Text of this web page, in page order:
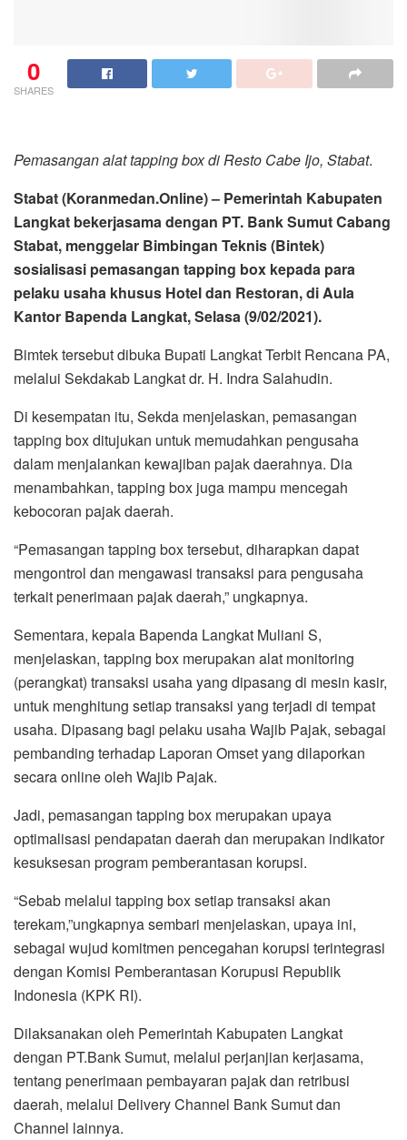
0
SHARES
Pemasangan alat tapping box di Resto Cabe Ijo, Stabat.
Stabat (Koranmedan.Online) – Pemerintah Kabupaten
Langkat bekerjasama dengan PT. Bank Sumut Cabang
Stabat, menggelar Bimbingan Teknis (Bintek)
sosialisasi pemasangan tapping box kepada para
pelaku usaha khusus Hotel dan Restoran, di Aula
Kantor Bapenda Langkat, Selasa (9/02/2021).
Bimtek tersebut dibuka Bupati Langkat Terbit Rencana PA,
melalui Sekdakab Langkat dr. H. Indra Salahudin.
Di kesempatan itu, Sekda menjelaskan, pemasangan
tapping box ditujukan untuk memudahkan pengusaha
dalam menjalankan kewajiban pajak daerahnya. Dia
menambahkan, tapping box juga mampu mencegah
kebocoran pajak daerah.
“Pemasangan tapping box tersebut, diharapkan dapat
mengontrol dan mengawasi transaksi para pengusaha
terkait penerimaan pajak daerah,” ungkapnya.
Sementara, kepala Bapenda Langkat Muliani S,
menjelaskan, tapping box merupakan alat monitoring
(perangkat) transaksi usaha yang dipasang di mesin kasir,
untuk menghitung setiap transaksi yang terjadi di tempat
usaha. Dipasang bagi pelaku usaha Wajib Pajak, sebagai
pembanding terhadap Laporan Omset yang dilaporkan
secara online oleh Wajib Pajak.
Jadi, pemasangan tapping box merupakan upaya
optimalisasi pendapatan daerah dan merupakan indikator
kesuksesan program pemberantasan korupsi.
“Sebab melalui tapping box setiap transaksi akan
terekam,”ungkapnya sembari menjelaskan, upaya ini,
sebagai wujud komitmen pencegahan korupsi terintegrasi
dengan Komisi Pemberantasan Korupusi Republik
Indonesia (KPK RI).
Dilaksanakan oleh Pemerintah Kabupaten Langkat
dengan PT.Bank Sumut, melalui perjanjian kerjasama,
tentang penerimaan pembayaran pajak dan retribusi
daerah, melalui Delivery Channel Bank Sumut dan
Channel lainnya.